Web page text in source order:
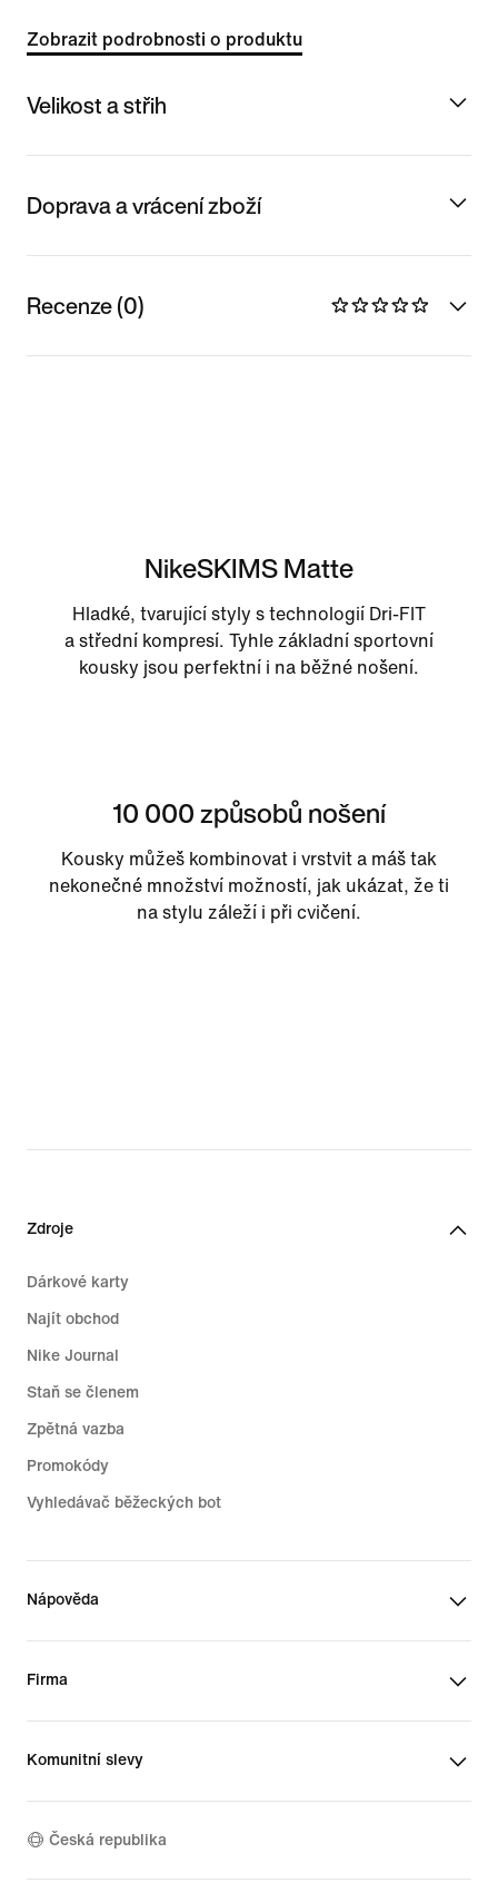
Zobrazit podrobnosti o produktu
Velikost a střih
Doprava a vrácení zboží
Recenze (0)
NikeSKIMS Matte
Hladké, tvarující styly s technologií Dri-FIT
a střední kompresí. Tyhle základní sportovní
kousky jsou perfektní i na běžné nošení.
10 000 způsobů nošení
Kousky můžeš kombinovat i vrstvit a máš tak
nekonečné množství možností, jak ukázat, že ti
na stylu záleží i při cvičení.
Zdroje
Dárkové karty
Najít obchod
Nike Journal
Staň se členem
Zpětná vazba
Promokódy
Vyhledávač běžeckých bot
Nápověda
Firma
Komunitní slevy
Česká republika